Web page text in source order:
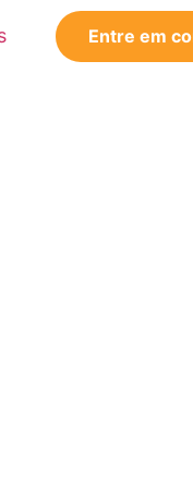
Entre em